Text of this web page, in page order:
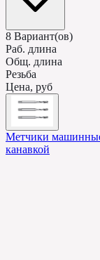
8 Вариант(ов)
Раб. длина
Общ. длина
Резьба
Цена, руб
Метчики
канавкой